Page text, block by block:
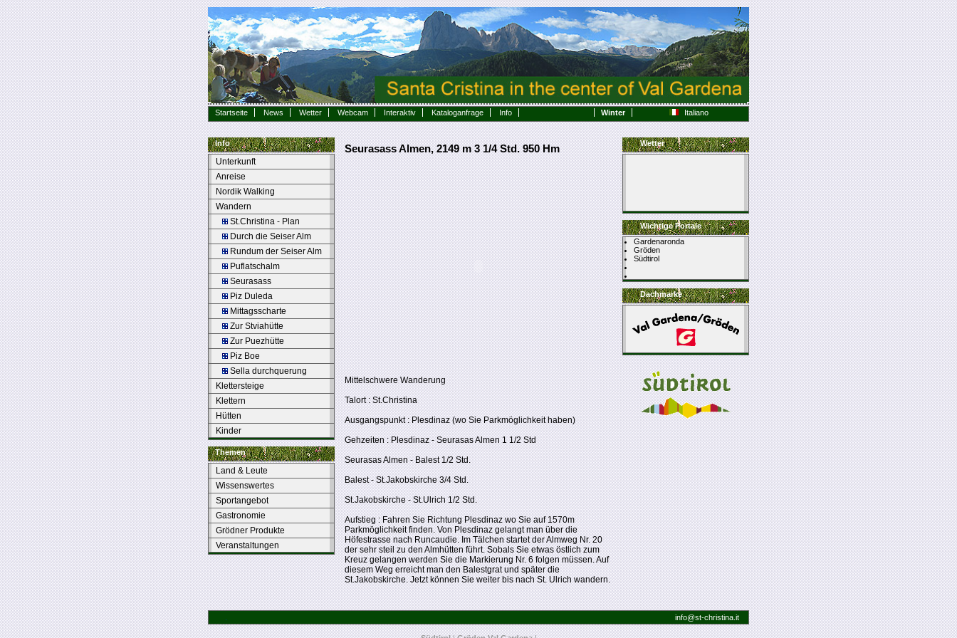
Startseite News Wetter Webcam Interaktiv Kataloganfrage Info Winter Italiano
Seurasass Almen, 2149 m 3 1/4 Std. 950 Hm
Mittelschwere Wanderung
Talort : St.Christina
Ausgangspunkt : Plesdinaz (wo Sie Parkmöglichkeit haben)
Gehzeiten : Plesdinaz - Seurasas Almen 1 1/2 Std
Seurasas Almen - Balest 1/2 Std.
Balest - St.Jakobskirche 3/4 Std.
St.Jakobskirche - St.Ulrich 1/2 Std.
Aufstieg : Fahren Sie Richtung Plesdinaz wo Sie auf 1570m
Parkmöglichkeit finden. Von Plesdinaz gelangt man über die
Höfestrasse nach Runcaudie. Im Tälchen startet der Almweg Nr. 20
der sehr steil zu den Almhütten führt. Sobals Sie etwas östlich zum
Kreuz gelangen werden Sie die Markierung Nr. 6 folgen müssen. Auf
diesem Weg erreicht man den Balestgrat und später die
St.Jakobskirche. Jetzt können Sie weiter bis nach St. Ulrich wandern.
Info
Unterkunft
Anreise
Nordik Walking
Wandern
St.Christina - Plan
Durch die Seiser Alm
Rundum der Seiser Alm
Puflatschalm
Seurasass
Piz Duleda
Mittagsscharte
Zur Stviahütte
Zur Puezhütte
Piz Boe
Sella durchquerung
Klettersteige
Klettern
Hütten
Kinder
Themen
Land & Leute
Wissenswertes
Sportangebot
Gastronomie
Grödner Produkte
Veranstaltungen
Wetter
Wichtige Portale
Gardenaronda
Gröden
Südtirol
Dachmarke
info@st-christina.it